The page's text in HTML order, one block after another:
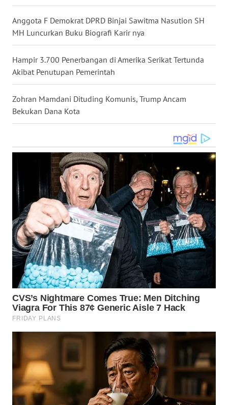
Anggota F Demokrat DPRD Binjai Sawitma Nasution SH
MH Luncurkan Buku Biografi Karir nya
Hampir 3.700 Penerbangan di Amerika Serikat Tertunda
Akibat Penutupan Pemerintah
Zohran Mamdani Dituding Komunis, Trump Ancam
Bekukan Dana Kota
NUSANTARA
JOGJA
JATIM
WN
WN
KALTENG
WN
KALTARA
WN
KALSEL
WN
WN
SULSEL
WN
GORONTALO